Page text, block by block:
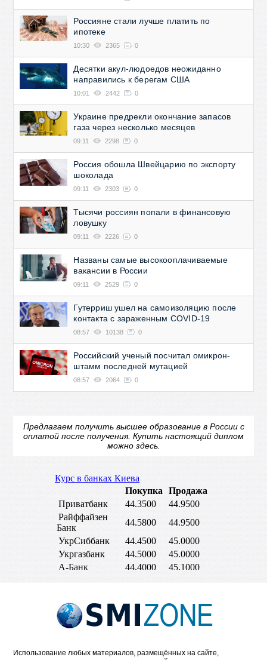
Россияне стали лучше платить по
ипотеке
10:30 2365 0
Десятки акул-людоедов неожиданно
направились к берегам США
10:01 2442 0
Украине предрекли окончание запасов
газа через несколько месяцев
09:11 2298 0
Россия обошла Швейцарию по экспорту
шоколада
09:11 2303 0
Тысячи россиян попали в финансовую
ловушку
09:11 2226 0
Названы самые высокооплачиваемые
вакансии в России
09:11 2529 0
Гутерриш ушел на самоизоляцию после
контакта с зараженным COVID-19
08:57 10138 0
Российский ученый посчитал омикрон-
штамм последней мутацией
08:57 2064 0
Предлагаем получить высшее образование в России с
оплатой после получения. Купить настоящий диплом
можно здесь.
Использование любых материалов, размещённых на сайте,